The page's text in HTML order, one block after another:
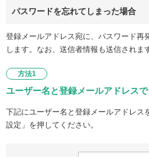
パスワードを忘れてしまった場合
登録メールアドレス宛に、パスワード再
します。なお、送信者情報も送信されま
方法1
ユーザー名と登録メールアドレス
下記にユーザー名と登録メールアドレス
設定」を押してください。